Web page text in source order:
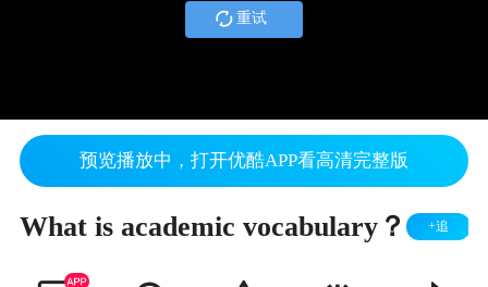
重试
预览播放中，打开优酷APP看高清完整版
What is academic vocabulary？ +追